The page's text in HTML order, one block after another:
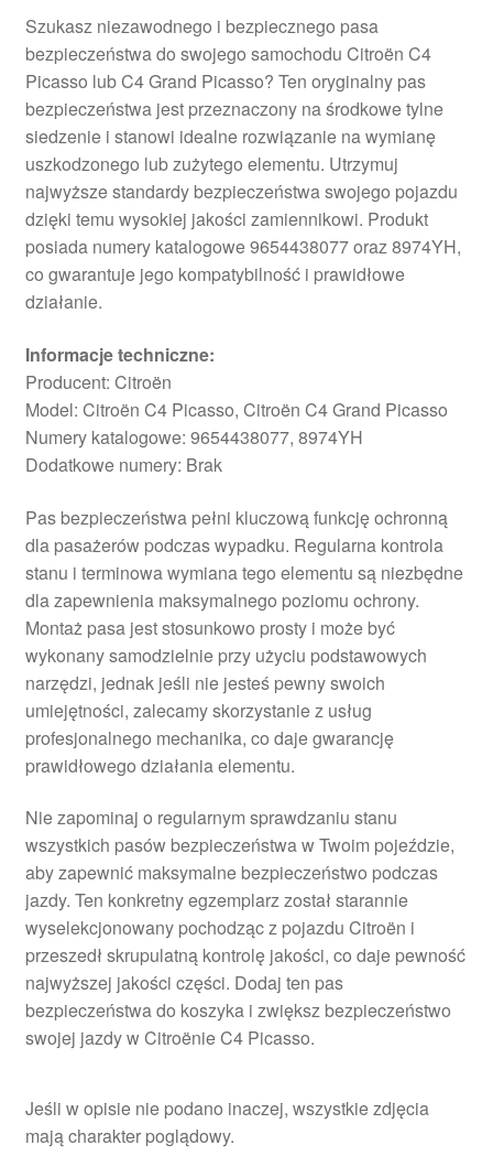
Szukasz niezawodnego i bezpiecznego pasa
bezpieczeństwa do swojego samochodu Citroën C4
Picasso lub C4 Grand Picasso? Ten oryginalny pas
bezpieczeństwa jest przeznaczony na środkowe tylne
siedzenie i stanowi idealne rozwiązanie na wymianę
uszkodzonego lub zużytego elementu. Utrzymuj
najwyższe standardy bezpieczeństwa swojego pojazdu
dzięki temu wysokiej jakości zamiennikowi. Produkt
posiada numery katalogowe 9654438077 oraz 8974YH,
co gwarantuje jego kompatybilność i prawidłowe
działanie.
Informacje techniczne:
Producent: Citroën
Model: Citroën C4 Picasso, Citroën C4 Grand Picasso
Numery katalogowe: 9654438077, 8974YH
Dodatkowe numery: Brak
Pas bezpieczeństwa pełni kluczową funkcję ochronną
dla pasażerów podczas wypadku. Regularna kontrola
stanu i terminowa wymiana tego elementu są niezbędne
dla zapewnienia maksymalnego poziomu ochrony.
Montaż pasa jest stosunkowo prosty i może być
wykonany samodzielnie przy użyciu podstawowych
narzędzi, jednak jeśli nie jesteś pewny swoich
umiejętności, zalecamy skorzystanie z usług
profesjonalnego mechanika, co daje gwarancję
prawidłowego działania elementu.
Nie zapominaj o regularnym sprawdzaniu stanu
wszystkich pasów bezpieczeństwa w Twoim pojeździe,
aby zapewnić maksymalne bezpieczeństwo podczas
jazdy. Ten konkretny egzemplarz został starannie
wyselekcjonowany pochodząc z pojazdu Citroën i
przeszedł skrupulatną kontrolę jakości, co daje pewność
najwyższej jakości części. Dodaj ten pas
bezpieczeństwa do koszyka i zwiększ bezpieczeństwo
swojej jazdy w Citroënie C4 Picasso.
Jeśli w opisie nie podano inaczej, wszystkie zdjęcia
mają charakter poglądowy.